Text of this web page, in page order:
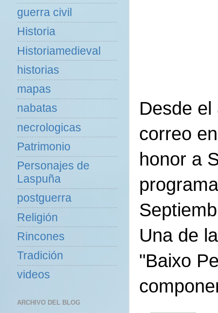
Desde
correo
honor a
Una de
"Baixo
guerra civil
Historia
Historiamedieval
historias
mapas
nabatas
necrologicas
Patrimonio
Personajes de
Laspuña
postguerra
Religión
Rincones
Tradición
videos
ARCHIVO DEL BLOG